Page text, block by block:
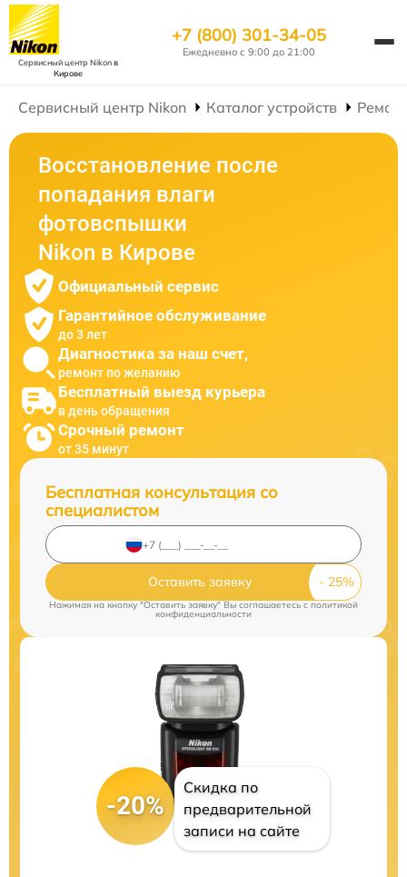
Сервисный центр Nikonв
Кирове
+7 (800) 301-34-05
Ежедневно с 9:00 до 21:00
Сервисный центр Nikon Каталог устройств
Восстановление после
попадания влаги
фотовспышки
Nikon в Кирове
Официальный сервис
Гарантийное обслуживание
до 3 лет
Диагностика за наш счет,
ремонт по желанию
Бесплатный выезд курьера
в день обращения
Срочный ремонт
от 35 минут
Бесплатная консультация со
специалистом
Оставить заявку
Нажимая на кнопку "Оставить заявку" Вы соглашаетесь cполитикой
конфиденциальности
-20%
Скидка по
предварительной
записи на сайте